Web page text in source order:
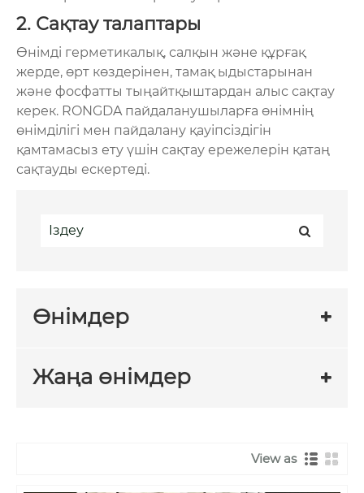
2. Сақтау талаптары
Өнімді герметикалық, салқын және құрғақ
жерде, өрт көздерінен, тамақ ыдыстарынан
және фосфатты тыңайтқыштардан алыс сақтау
керек. RONGDA пайдаланушыларға өнімнің
өнімділігі мен пайдалану қауіпсіздігін
қамтамасыз ету үшін сақтау ережелерін қатаң
сақтауды ескертеді.
Өнімдер
Жаңа өнімдер
View as